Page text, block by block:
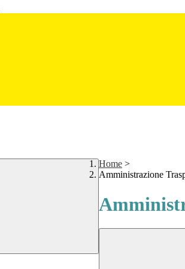
Home >
Amministrazione